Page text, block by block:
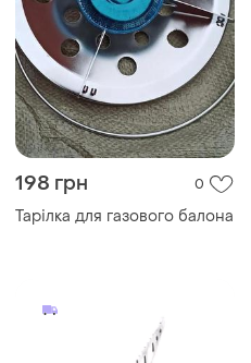
198 грн 0
Тарілка для газового балона